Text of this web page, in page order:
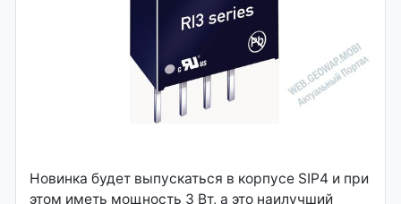
Новинка будет выпускаться в корпусе SIP4 и при
этом иметь мощность 3 Вт, а это наилучший